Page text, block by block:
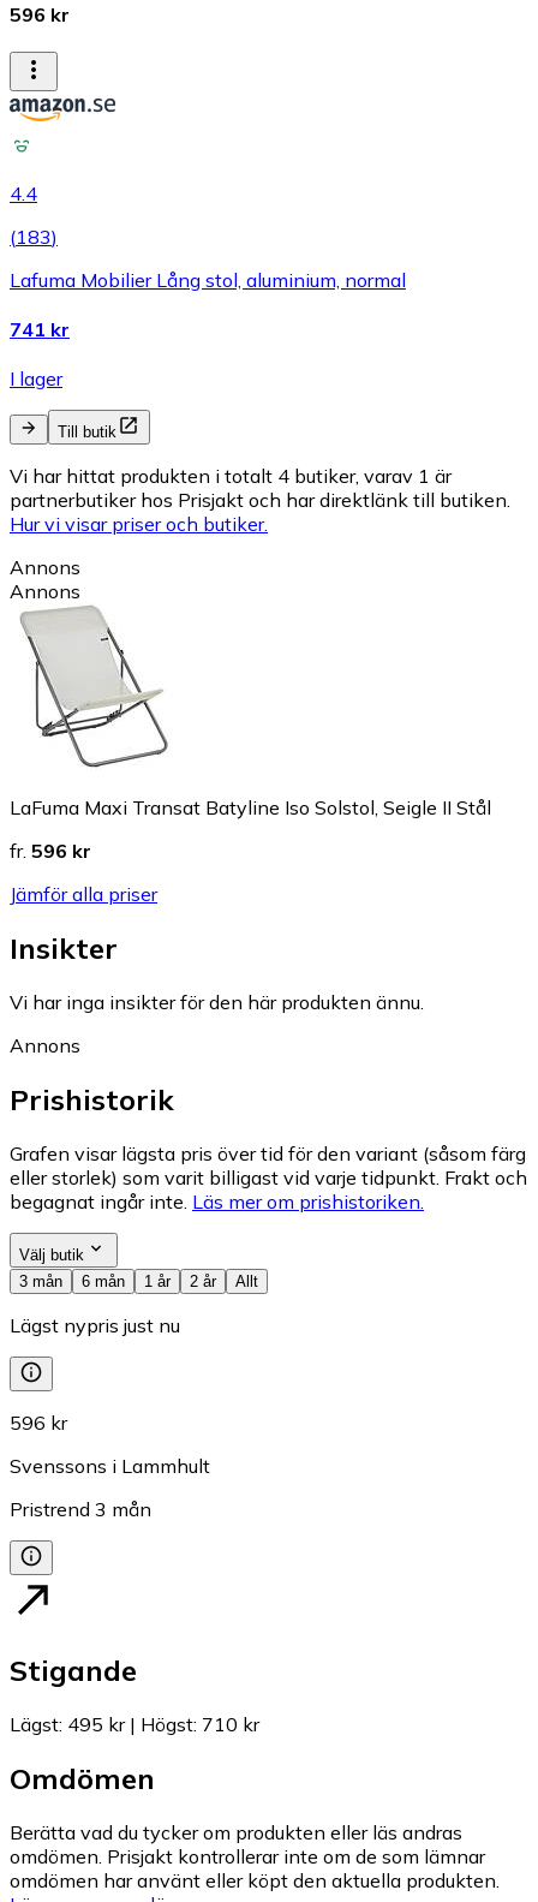
596 kr
4.4
(183)
Lafuma Mobilier Lång stol, aluminium, normal
741 kr
I lager
Till butik
Vi har hittat produkten i totalt 4 butiker, varav 1 är
partnerbutiker hos Prisjakt och har direktlänk till butiken.
Hur vi visar priser och butiker.
Annons
Annons
LaFuma Maxi Transat Batyline Iso Solstol, Seigle II Stål
fr. 596 kr
Jämför alla priser
Insikter
Vi har inga insikter för den här produkten ännu.
Annons
Prishistorik
Grafen visar lägsta pris över tid för den variant (såsom färg
eller storlek) som varit billigast vid varje tidpunkt. Frakt och
begagnat ingår inte. Läs mer om prishistoriken.
Välj butik
3 mån
6 mån 1 år 2 år Allt
Lägst nypris just nu
596 kr
Svenssons i Lammhult
Pristrend 3 mån
Stigande
Lägst: 495 kr| Högst: 710 kr
Omdömen
Berätta vad du tycker om produkten eller läs andras
omdömen. Prisjakt kontrollerar inte om de som lämnar
omdömen har använt eller köpt den aktuella produkten.